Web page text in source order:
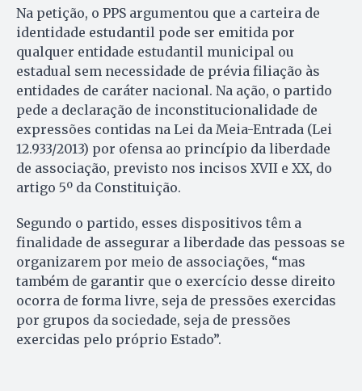
Na petição, o PPS argumentou que a carteira de
identidade estudantil pode ser emitida por
qualquer entidade estudantil municipal ou
estadual sem necessidade de prévia filiação às
entidades de caráter nacional. Na ação, o partido
pede a declaração de inconstitucionalidade de
expressões contidas na Lei da Meia-Entrada (Lei
12.933/2013) por ofensa ao princípio da liberdade
de associação, previsto nos incisos XVII e XX, do
artigo 5º da Constituição.
Segundo o partido, esses dispositivos têm a
finalidade de assegurar a liberdade das pessoas se
organizarem por meio de associações, “mas
também de garantir que o exercício desse direito
ocorra de forma livre, seja de pressões exercidas
por grupos da sociedade, seja de pressões
exercidas pelo próprio Estado”.